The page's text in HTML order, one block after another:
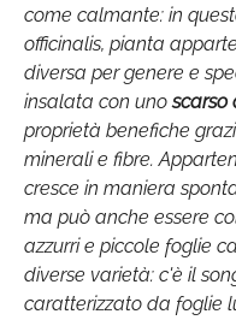
come calmante: in
officinalis, pianta
diversa per genere e
insalata con unoscarso
proprietà benefiche
minerali e fibre.
cresce in maniera
ma può anche essere
azzurri e piccole foglie
diverse varietà: c'è il
caratterizzato da foglie